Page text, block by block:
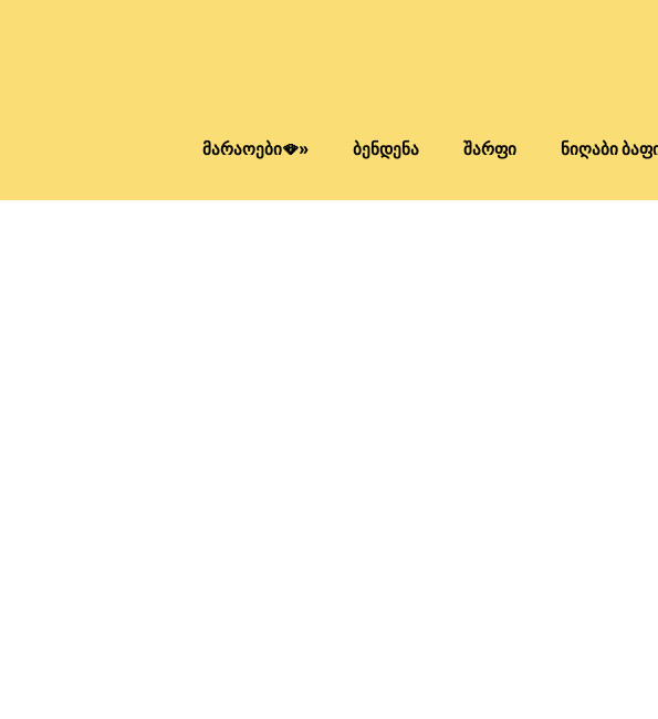
მარაოები🪭» ბენდენა შარფი ნიღაბი